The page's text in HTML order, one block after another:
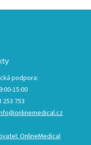
podpora:
15:00
253 753
OnlineMedical